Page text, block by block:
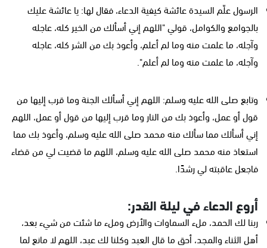
الرسول علّم السيدة عائشة كيفية الدعاء، فقال لها: يا عائشة عليك
بالجوامع والكوامل، قولي "اللهم إني أسألك من الخير كله، عاجله
وآجله، ما علمت منه وما لم أعلم، وأعوذ بك من الشر كله، عاجله
وآجله، ما علمت منه وما لم أعلم".
وتابع صلى الله عليه وسلم: اللهم إني أسألك الجنة وما قرب إليها من
قول أو عمل، وأعوذ بك من النار وما قرب إليها من قول أو عمل، اللهم
إني أسألك مما سألك منه محمد صلى الله عليه وسلم، وأعوذ بك مما
استعاذ منه محمد صلى الله عليه وسلم، اللهم ما قضيت لي من قضاء
فاجعل عاقبته لي رشدًا.
أروع الدعاء في ليلة القدر:
ربنا لك الحمد، ملء السماوات والأرض وملء ما شئت من شيء بعد،
أهل الثناء والمجد، أحق ما قال العبد وكلنا لك عبد، اللهم لا مانع لما